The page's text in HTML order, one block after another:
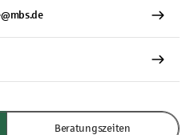
Beratungszeiten